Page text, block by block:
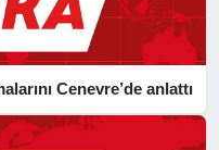
Cenevre’de anlattı